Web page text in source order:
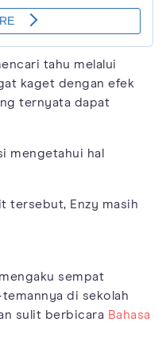
tahu melalui
kaget dengan efek
ternyata dapat
mengetahui hal
tersebut, Enzy masih
sempat
di sekolah
sulit berbicara Bahasa